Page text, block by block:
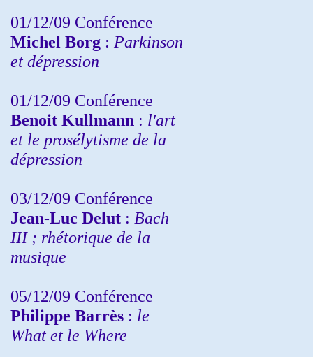
01/12/09 Conférence
Michel Borg : Parkinson
et dépression
01/12/09 Conférence
Benoit Kullmann : l'art
et le prosélytisme de la
dépression
03/12/09 Conférence
Jean-Luc Delut : Bach
III ; rhétorique de la
musique
05/12/09 Conférence
Philippe Barrès : le
What et le Where